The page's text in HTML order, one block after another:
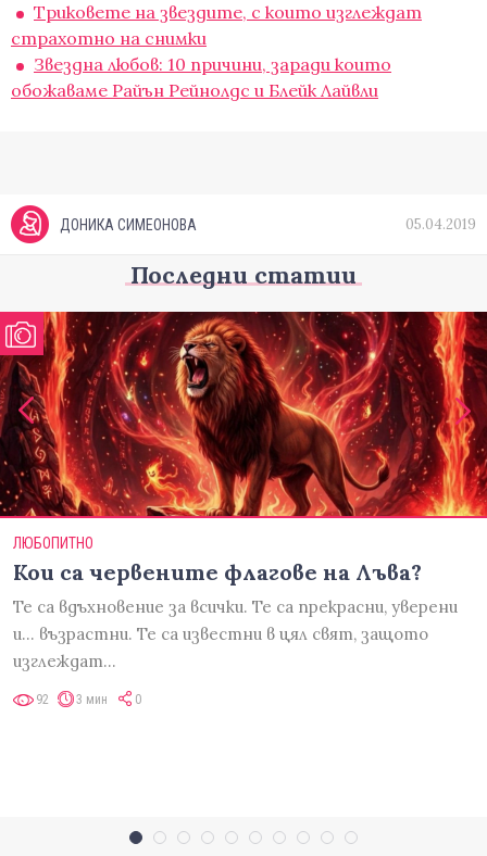
Триковете на звездите, с които изглеждат
страхотно на снимки
Звездна любов: 10 причини, заради които
обожаваме Райън Рейнолдс и Блейк Лайвли
ДОНИКА СИМЕОНОВА 05.04.2019
Последни статии
ЛЮБОПИТНО
Кои са червените флагове на Лъва?
Те са вдъхновение за всички. Те са прекрасни, уверени
и... възрастни. Те са известни в цял свят, защото
изглеждат…
92 3 мин 0